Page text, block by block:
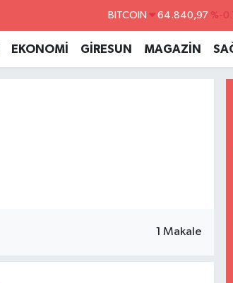
BITCOIN 64.840,97 %-
47,7436
EURO 55,2510
EKONOMİ GİRESUN MAGAZİN
1 Makale